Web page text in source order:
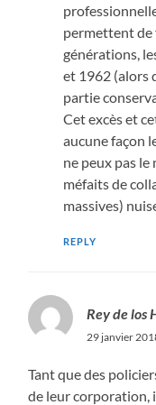
permettent de
générations,
et 1962 (alors
partie
Cet excès et
aucune façon
ne peux pas
méfaits de
massives)
REPLY
Rey de los
29 janvier
Tant que des
de leur corporation,